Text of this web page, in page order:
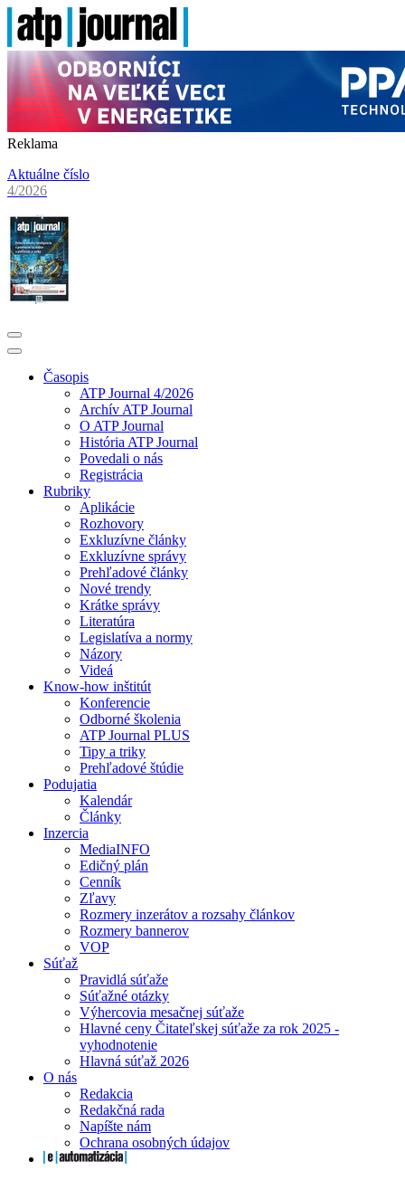
Reklama
Aktuálne číslo
4/2026
Časopis
ATP Journal 4/2026
Archív ATP Journal
O ATP Journal
História ATP Journal
Povedali o nás
Registrácia
Rubriky
Aplikácie
Rozhovory
Exkluzívne články
Exkluzívne správy
Prehľadové články
Nové trendy
Krátke správy
Literatúra
Legislatíva a normy
Názory
Videá
Know-how inštitút
Konferencie
Odborné školenia
ATP Journal PLUS
Tipy a triky
Prehľadové štúdie
Podujatia
Kalendár
Články
Inzercia
MediaINFO
Edičný plán
Cenník
Zľavy
Rozmery inzerátov a rozsahy článkov
Rozmery bannerov
VOP
Súťaž
Pravidlá súťaže
Súťažné otázky
Výhercovia mesačnej súťaže
Hlavné ceny Čitateľskej súťaže za rok 2025 -
vyhodnotenie
Hlavná súťaž 2026
O nás
Redakcia
Redakčná rada
Napíšte nám
Ochrana osobných údajov